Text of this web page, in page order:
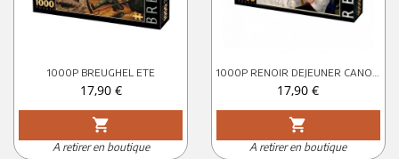
1000P BREUGHEL ETE
Prix
17,90 €
shopping_cart
A retirer en boutique
Prix
17,90 €
shopping_cart
A retirer en boutique